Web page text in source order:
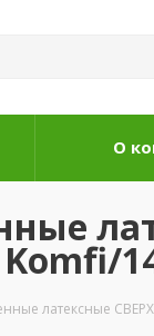
О
латексные